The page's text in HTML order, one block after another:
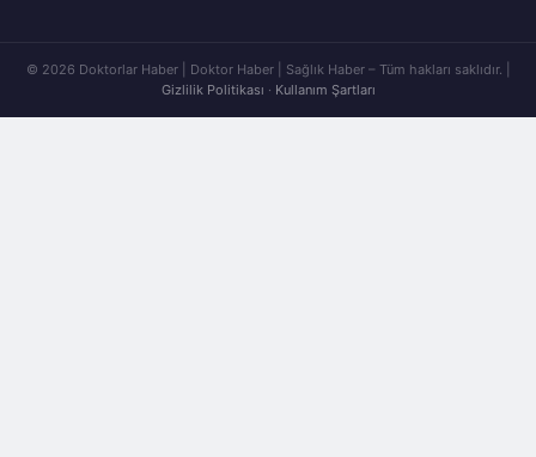
© 2026 Doktorlar Haber | Doktor Haber | Sağlık Haber – Tüm hakları saklıdır. |
Gizlilik Politikası · Kullanım Şartları